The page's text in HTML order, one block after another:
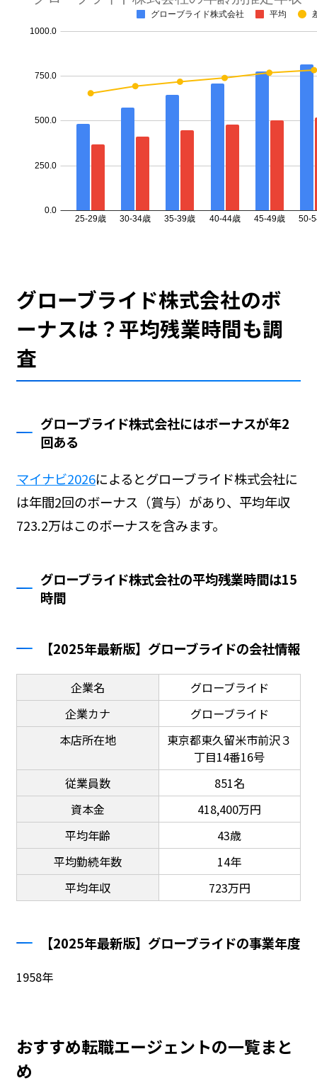
グローブライド株式会社のボ
ーナスは？平均残業時間も調
査
グローブライド株式会社にはボーナスが年2
回ある
マイナビ2026によるとグローブライド株式会社に
は年間2回のボーナス（賞与）があり、平均年収
723.2万はこのボーナスを含みます。
グローブライド株式会社の平均残業時間は15
時間
【2025年最新版】グローブライドの会社情報
企業名
グローブライド
企業カナ
グローブライド
本店所在地
東京都東久留米市前沢３
丁目14番16号
従業員数
851名
資本金
418,400万円
平均年齢
43歳
平均勤続年数
14年
平均年収
723万円
【2025年最新版】グローブライドの事業年度
1958年
おすすめ転職エージェントの一覧まと
め